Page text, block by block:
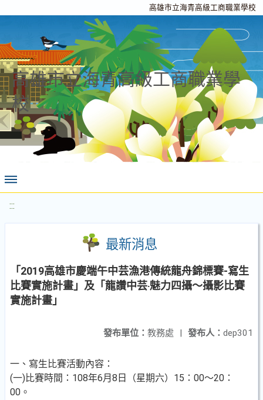
高雄市立海青高級工商職業學校
高雄市立海青高級工商職業學
校
:::
最新消息
「2019高雄市慶端午中芸漁港傳統龍舟錦標賽-寫生
比賽實施計畫」及「龍讚中芸‧魅力四攝～攝影比賽
實施計畫」
發布人： dep301
發布單位： 教務處 |
一、寫生比賽活動內容：
(一)比賽時間：108年6月8日（星期六）15：00〜20：
00。